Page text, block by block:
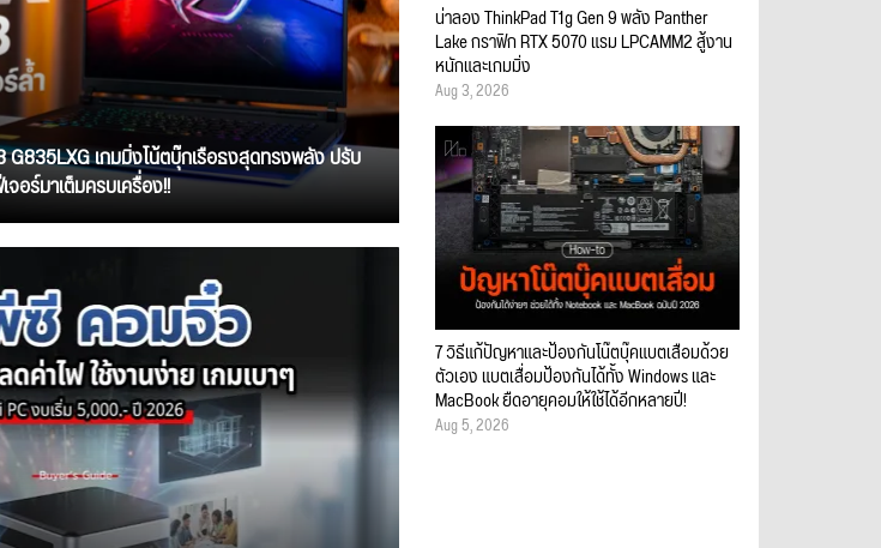
G835LXG เกมมิ่งโน้ตบุ๊กเรือธงสุดทรงพลัง ปรับ
อร์มาเต็มครบเครื่อง!!
น่าลอง ThinkPad T1g Gen 9 พลัง Panther
Lake กราฟิก RTX 5070 แรม LPCAMM2 สู้งาน
หนักและเกมมิ่ง
Aug 3, 2026
7 วิธีแก้ปัญหาและป้องกันโน๊ตบุ๊คแบตเสื่อมด้วย
ตัวเอง แบตเสื่อมป้องกันได้ทั้ง Windows และ
MacBook ยืดอายุคอมให้ใช้ได้อีกหลายปี!
Aug 5, 2026